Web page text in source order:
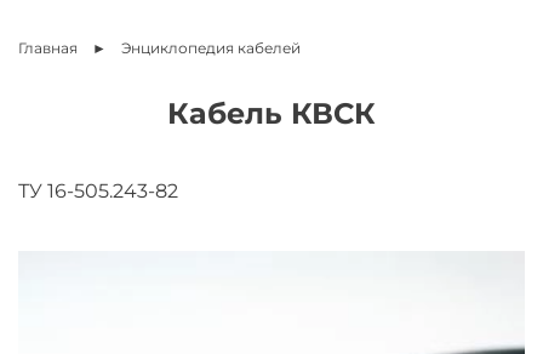
Главная Энциклопедия кабелей
Кабель КВСК
ТУ 16-505.243-82